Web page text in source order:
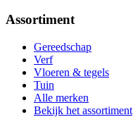
Assortiment
Gereedschap
Verf
Vloeren & tegels
Tuin
Alle merken
Bekijk het assortiment